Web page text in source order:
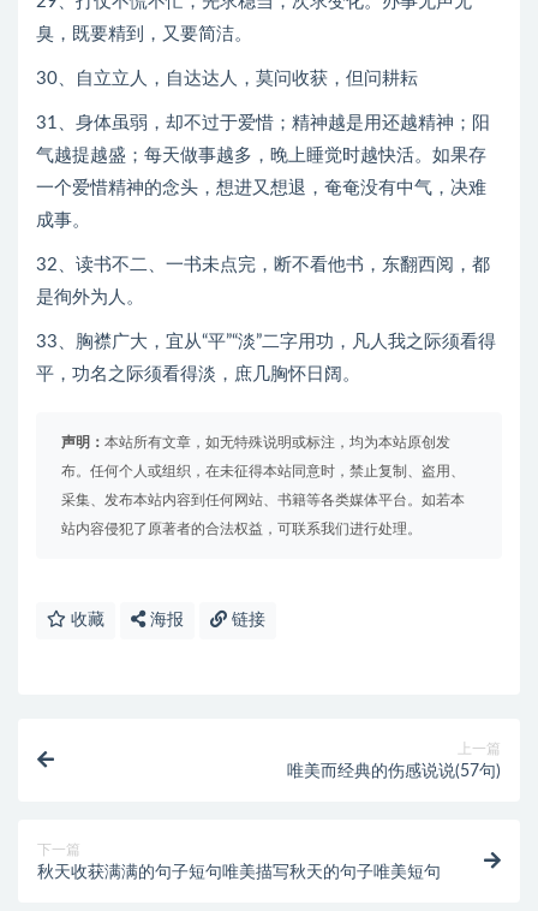
臭，既要精到，又要简洁。
30、自立立人，自达达人，莫问收获，但问耕耘
31、身体虽弱，却不过于爱惜；精神越是用还越精神；阳
气越提越盛；每天做事越多，晚上睡觉时越快活。如果存
一个爱惜精神的念头，想进又想退，奄奄没有中气，决难
成事。
32、读书不二、一书未点完，断不看他书，东翻西阅，都
是徇外为人。
33、胸襟广大，宜从“平”“淡”二字用功，凡人我之际须看得
平，功名之际须看得淡，庶几胸怀日阔。
声明： 本站所有文章，如无特殊说明或标注，均为本站原创发
布。任何个人或组织，在未征得本站同意时，禁止复制、盗用、
采集、发布本站内容到任何网站、书籍等各类媒体平台。如若本
站内容侵犯了原著者的合法权益，可联系我们进行处理。
收藏 海报 链接
上一篇
唯美而经典的伤感说说(57句)
下一篇
秋天收获满满的句子短句唯美描写秋天的句子唯美短句